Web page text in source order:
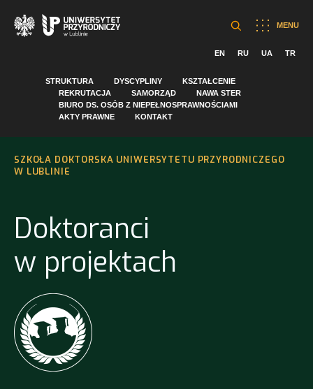
MENU
EN RU UA TR
STRUKTURA DYSCYPLINY
KSZTAŁCENIE
REKRUTACJA
SAMORZĄD
NAWA STER
BIURO DS. OSÓB Z NIEPEŁNOSPRAWNOŚCIAMI
AKTY PRAWNE
KONTAKT
SZKOŁA DOKTORSKA UNIWERSYTETU PRZYRODNICZEGO
W LUBLINIE
Doktoranci
w projektach